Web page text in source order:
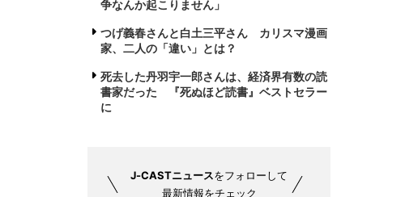
争なんか起こりません」
つげ義春さんと白土三平さん カリスマ漫画
家、二人の「違い」とは？
死去した丹羽宇一郎さんは、経済界有数の読
書家だった 『死ぬほど読書』ベストセラー
に
J-CASTニュースをフォローして
最新情報をチェック